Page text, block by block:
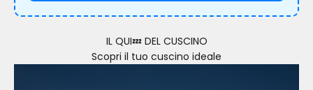
IL QUI💤 DEL CUSCINO
Scopri il tuo cuscino ideale